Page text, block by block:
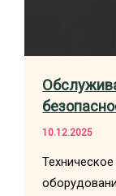
10.12.2025